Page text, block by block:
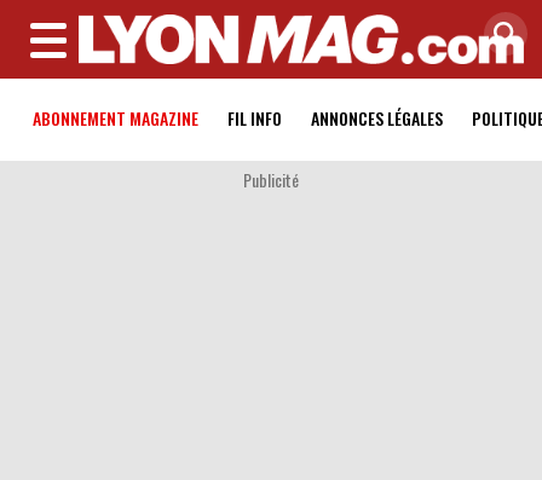
MENU
ABONNEMENT MAGAZINE FIL INFO ANNONCES LÉGALES
Publicité